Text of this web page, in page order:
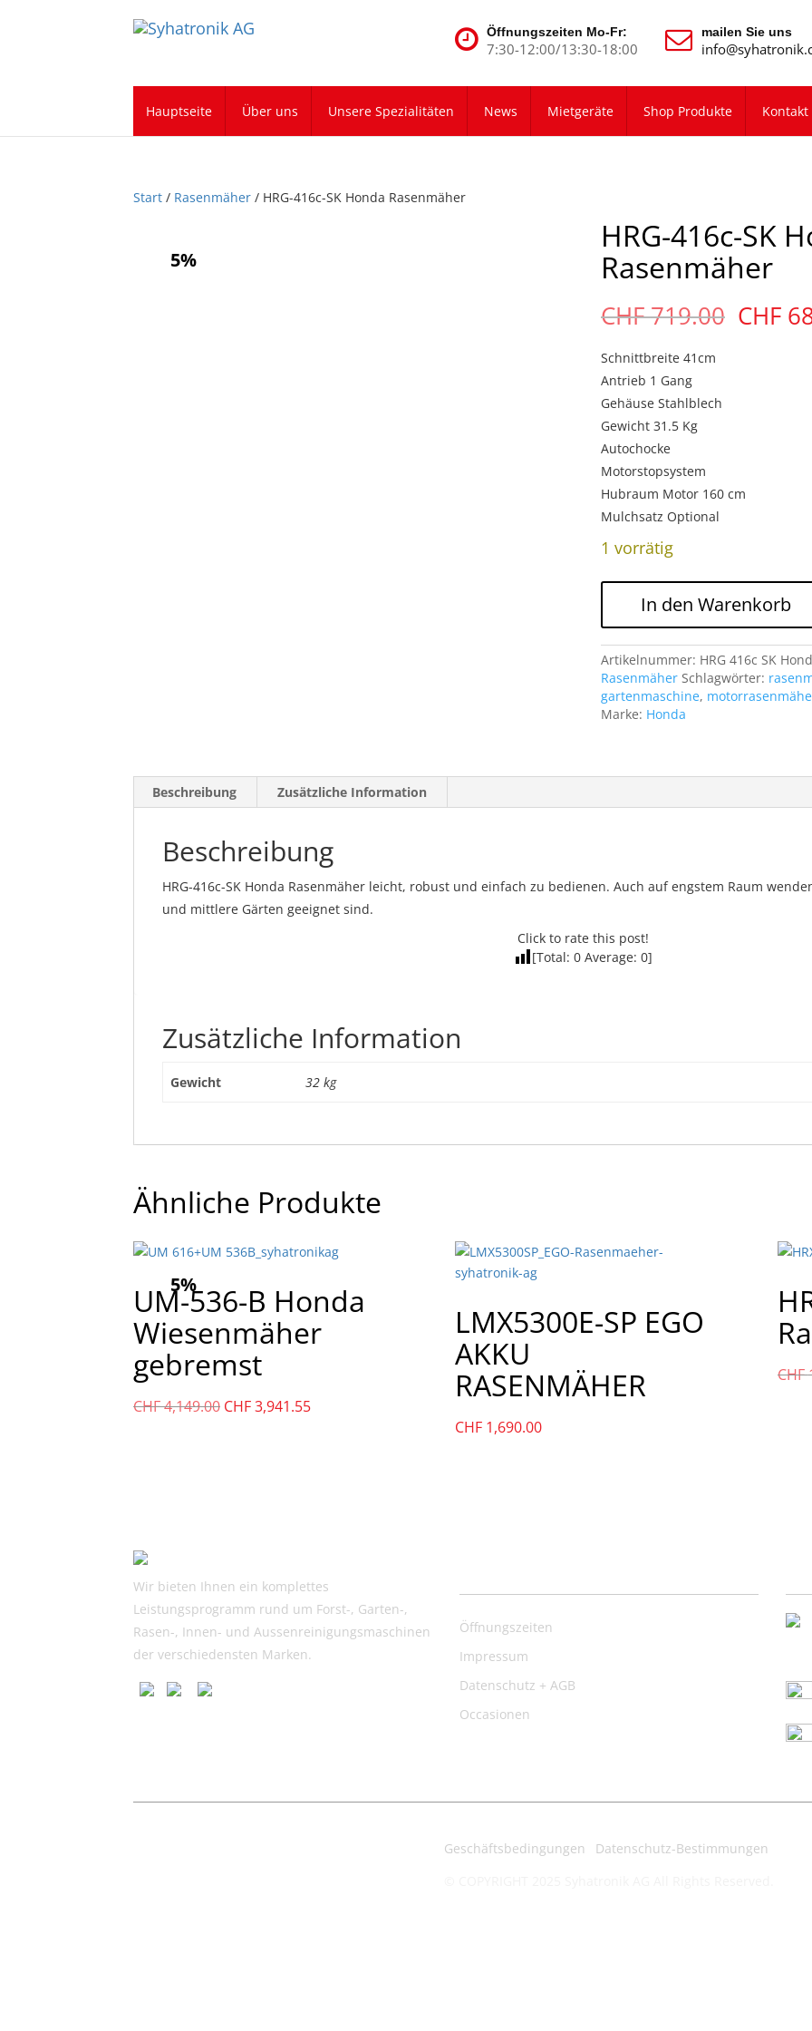
Öffnungszeiten Mo-Fr:
7:30-12:00/13:30-18:00
mailen Sie uns
Hauptseite Über uns Unsere Spezialitäten News Mietgeräte Shop Produkte Kontakt
Start / Rasenmäher / HRG-416c-SK Honda Rasenmäher
5%
HRG-416c-SK
Rasenmäher
CHF719.00 CHF
Schnittbreite 41cm
Antrieb 1 Gang
Gehäuse Stahlblech
Gewicht 31.5 Kg
Autochocke
Motorstopsystem
Hubraum Motor 160 cm
Mulchsatz Optional
1 vorrätig
HRG-
SK
Honda
Rasenmäher
Menge
In den Warenkorb
Artikelnummer: HRG 416c SK
Rasenmäher Schlagwörter:
gartenmaschine,
Marke: Honda
Beschreibung Zusätzliche Information
Beschreibung
HRG-416c-SK Honda Rasenmäher leicht, robust und einfach zu bedienen. Auch auf engstem Raum
und mittlere Gärten geeignet sind.
Click to rate this post!
[Total: 0Average: 0]
Zusätzliche Information
Gewicht 32 kg
Ähnliche Produkte
5%
UM-536-B Honda
Wiesenmäher
gebremst
CHF4,149.00 Ursprünglicher
CHF3,941.55Aktueller
LMX5300E-SP EGO
AKKU
RASENMÄHER
CHF 1,690.00
CHF
Wir bieten Ihnen ein komplettes
Leistungsprogramm rund um Forst-, Garten-,
Rasen-, Innen- und Aussenreinigungsmaschinen
der verschiedensten Marken.
Öffnungszeiten
Impressum
Datenschutz + AGB
Occasionen
Geschäftsbedingungen
Datenschutz-Bestimmungen